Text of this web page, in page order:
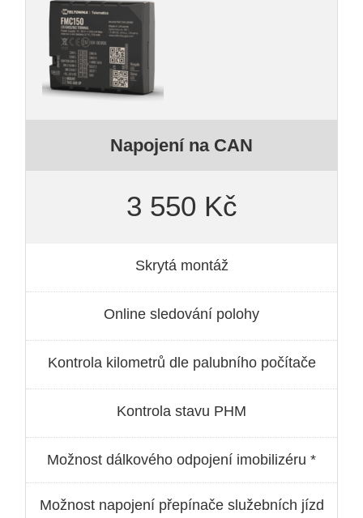
Napojení na CAN
3 550 Kč
Skrytá montáž
Online sledování polohy
Kontrola kilometrů dle palubního počítače
Kontrola stavu PHM
Možnost dálkového odpojení imobilizéru *
Možnost napojení přepínače služebních jízd